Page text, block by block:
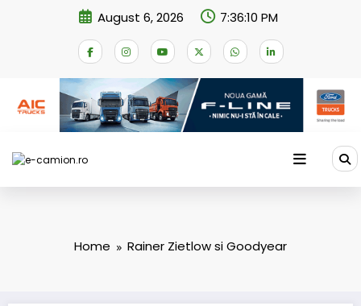
August 6, 2026 7:36:10 PM
Home Rainer Zietlow si Goodyear